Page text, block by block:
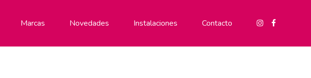
Marcas Novedades Instalaciones Contacto